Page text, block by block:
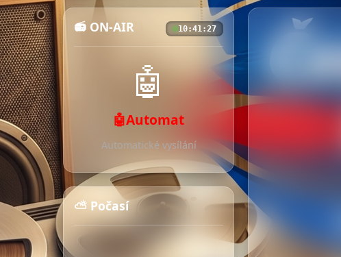
📻 ON-AIR 10:41:29
🤖
🤖Automat
Automatické vysílání
⛅ Počasí